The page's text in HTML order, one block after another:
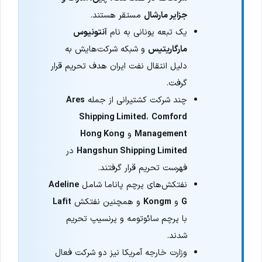
جزایر مارشال مستقر هستند.
یک تبعه یونانی به نامآنتونیوس
مارگاریتیس و شبکه شرکت‌هایش به
دلیل انتقال نفت ایران هدف تحریم قرار
گرفت.
چند شرکت کشتیرانی از جمله Ares
Shipping Limited، Comford
Management و Hong Kong
Hangshun Shipping Limited در
فهرست تحریم قرار گرفتند.
نفتکش‌های پرچم پاناما شاملAdeline
G و Kongm و همچنین نفتکش Lafit
با پرچم سائوتومه و پرنسیپ تحریم
شدند.
وزارت خارجه آمریکا نیز دو شرکت فعال